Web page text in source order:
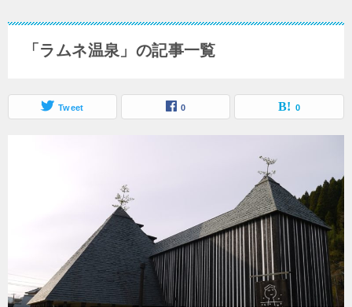
「ラムネ温泉」の記事一覧
Tweet 0 0